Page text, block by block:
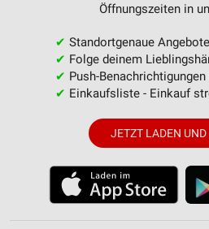
Öffnungszeiten in
✔ Standortgenaue Angebote
✔ Folge deinem
✔ Push-
✔ Einkaufsliste - Einkauf
JETZT LADEN UND